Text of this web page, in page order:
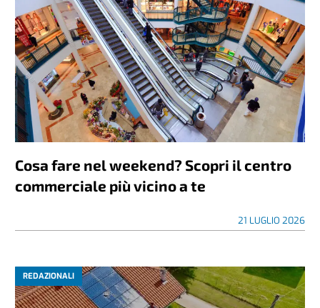
Cosa fare nel weekend? Scopri il centro
commerciale più vicino a te
21 LUGLIO 2026
REDAZIONALI